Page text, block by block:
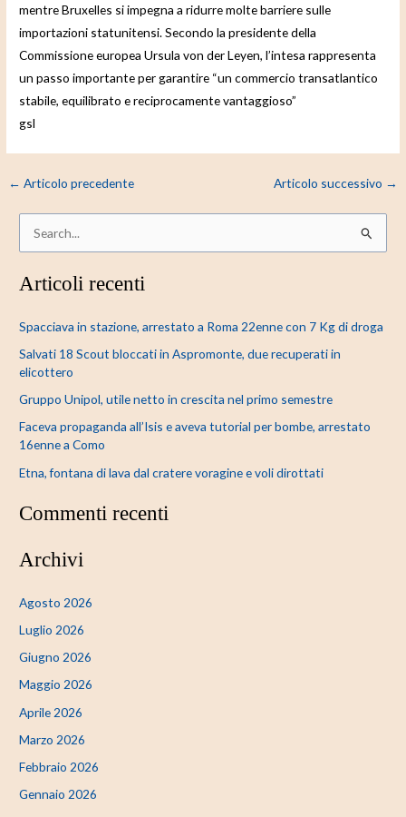
mentre Bruxelles si impegna a ridurre molte barriere sulle
importazioni statunitensi. Secondo la presidente della
Commissione europea Ursula von der Leyen, l’intesa rappresenta
un passo importante per garantire “un commercio transatlantico
stabile, equilibrato e reciprocamente vantaggioso”
gsl
← Articolo precedente Articolo successivo →
r
a
:
Articoli recenti
Spacciava in stazione, arrestato a Roma 22enne con 7 Kg di droga
Salvati 18 Scout bloccati in Aspromonte, due recuperati in
elicottero
Gruppo Unipol, utile netto in crescita nel primo semestre
Faceva propaganda all’Isis e aveva tutorial per bombe, arrestato
16enne a Como
Etna, fontana di lava dal cratere voragine e voli dirottati
Commenti recenti
Archivi
Agosto 2026
Luglio 2026
Giugno 2026
Maggio 2026
Aprile 2026
Marzo 2026
Febbraio 2026
Gennaio 2026